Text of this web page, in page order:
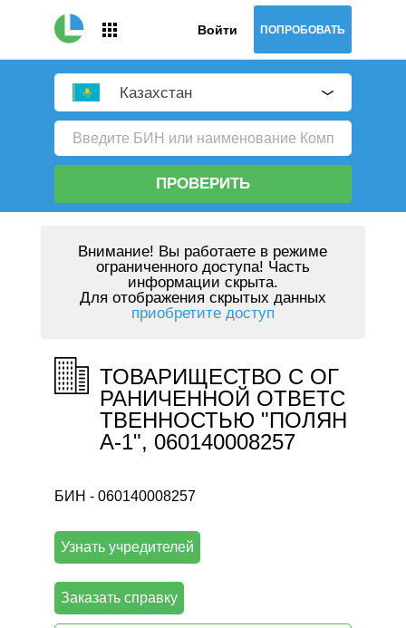
Войти ПОПРОБОВАТЬ
Казахстан
ПРОВЕРИТЬ
Внимание! Вы работаете в режиме
ограниченного доступа! Часть
информации скрыта.
Для отображения скрытых данных
приобретите доступ
ТОВАРИЩЕСТВО С ОГ
РАНИЧЕННОЙ ОТВЕТС
ТВЕННОСТЬЮ "ПОЛЯН
А-1", 060140008257
БИН - 060140008257
Узнать учредителей
Заказать справку